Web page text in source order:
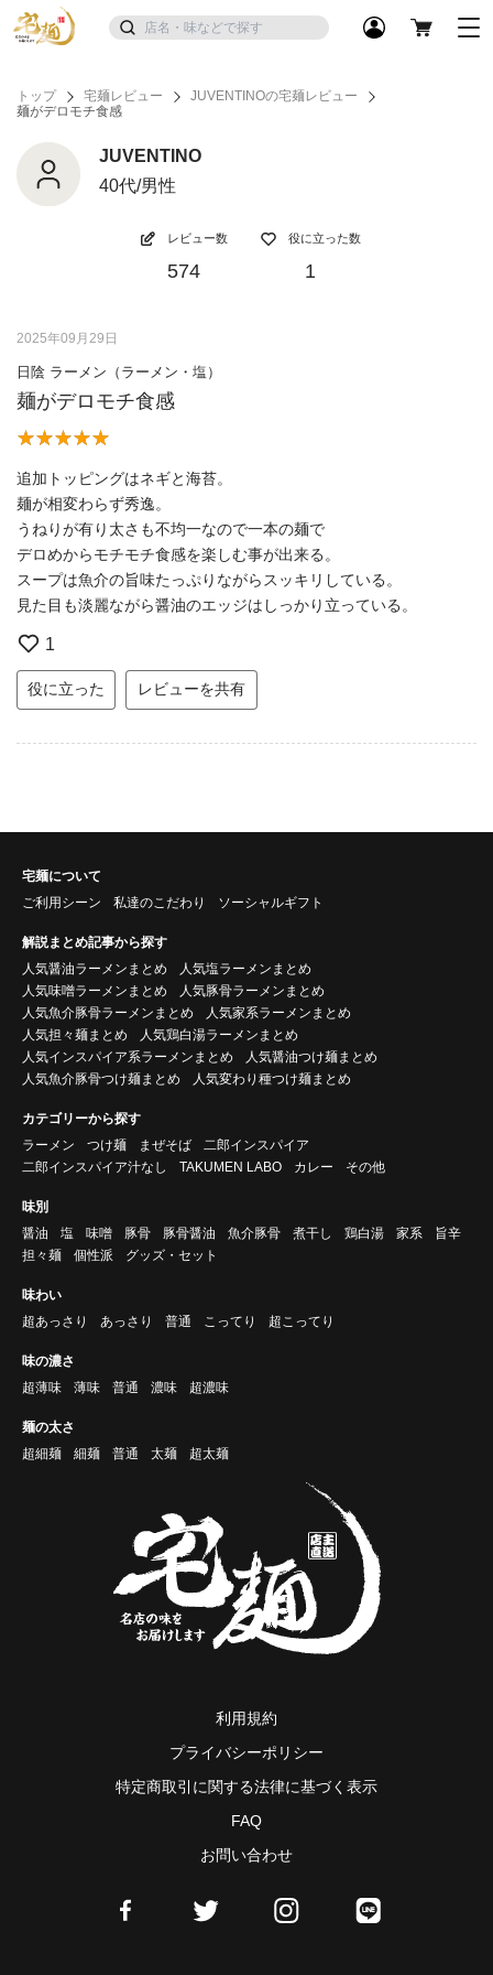
トップ 宅麺レビュー
JUVENTINOの宅麺レビュー
麺がデロモチ食感
JUVENTINO
40代/男性
レビュー数
574
役に立った数
1
2025年09月29日
日陰 ラーメン（ラーメン・塩）
麺がデロモチ食感
追加トッピングはネギと海苔。
麺が相変わらず秀逸。
うねりが有り太さも不均一なので一本の麺で
デロめからモチモチ食感を楽しむ事が出来る。
スープは魚介の旨味たっぷりながらスッキリしている。
見た目も淡麗ながら醤油のエッジはしっかり立っている。
1
役に立った レビューを共有
宅麺について
ご利用シーン
私達のこだわり ソーシャルギフト
解説まとめ記事から探す
人気醤油ラーメンまとめ
人気塩ラーメンまとめ
人気味噌ラーメンまとめ
人気豚骨ラーメンまとめ
人気魚介豚骨ラーメンまとめ
人気家系ラーメンまとめ
人気担々麺まとめ
人気鶏白湯ラーメンまとめ
人気インスパイア系ラーメンまとめ
人気醤油つけ麺まとめ
人気魚介豚骨つけ麺まとめ
人気変わり種つけ麺まとめ
カテゴリーから探す
ラーメン
つけ麺 まぜそば
二郎インスパイア
二郎インスパイア汁なし
TAKUMEN LABO カレー その他
味別
醤油
塩 味噌 豚骨 豚骨醤油 魚介豚骨 煮干し 鶏白湯 家系
旨辛
担々麺
個性派 グッズ・セット
味わい
超あっさり
あっさり 普通 こってり 超こってり
味の濃さ
超薄味
薄味 普通 濃味 超濃味
麺の太さ
超細麺
細麺 普通 太麺 超太麺
利用規約
プライバシーポリシー
特定商取引に関する法律に基づく表示
FAQ
お問い合わせ